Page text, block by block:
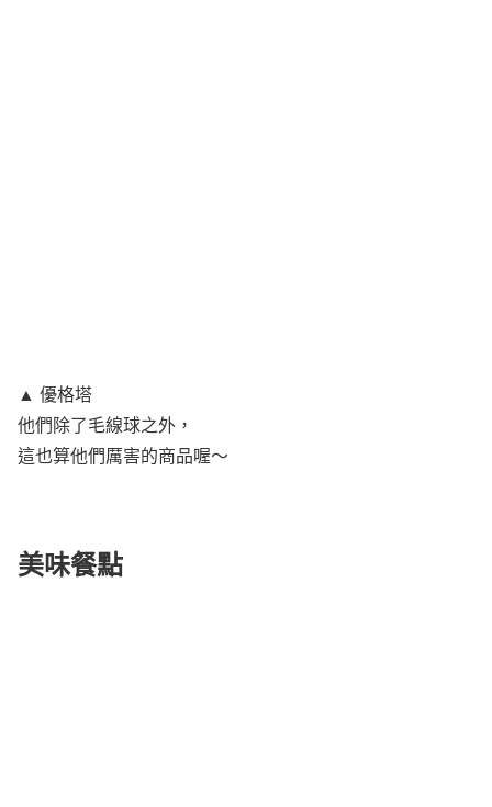
▲ 優格塔
他們除了毛線球之外，
這也算他們厲害的商品喔～
美味餐點